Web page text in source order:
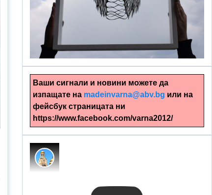
alinapapercut.com
Ръчно изрязани картини
Ваши сигнали и новини можете да
изпащате на madeinvarna@abv.bg или на
фейсбук страницата ни
https://www.facebook.com/varna2012/